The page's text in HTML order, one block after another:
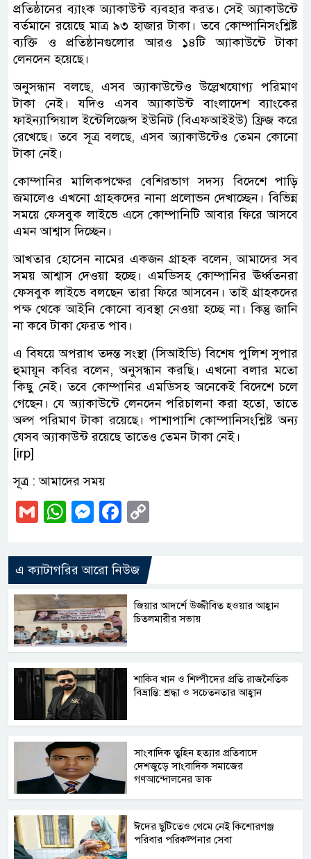
প্রতিষ্ঠানের ব্যাংক অ্যাকাউন্ট ব্যবহার করত। সেই অ্যাকাউন্টে
বর্তমানে রয়েছে মাত্র ৯৩ হাজার টাকা। তবে কোম্পানিসংশ্লিষ্ট
ব্যক্তি ও প্রতিষ্ঠানগুলোর আরও ১৪টি অ্যাকাউন্টে টাকা
লেনদেন হয়েছে।
অনুসন্ধান বলছে, এসব অ্যাকাউন্টেও উল্লেখযোগ্য পরিমাণ
টাকা নেই। যদিও এসব অ্যাকাউন্ট বাংলাদেশ ব্যাংকের
ফাইন্যান্সিয়াল ইন্টেলিজেন্স ইউনিট (বিএফআইইউ) ফ্রিজ করে
রেখেছে। তবে সূত্র বলছে, এসব অ্যাকাউন্টেও তেমন কোনো
টাকা নেই।
কোম্পানির মালিকপক্ষের বেশিরভাগ সদস্য বিদেশে পাড়ি
জমালেও এখনো গ্রাহকদের নানা প্রলোভন দেখাচ্ছেন। বিভিন্ন
সময়ে ফেসবুক লাইভে এসে কোম্পানিটি আবার ফিরে আসবে
এমন আশ্বাস দিচ্ছেন।
আখতার হোসেন নামের একজন গ্রাহক বলেন, আমাদের সব
সময় আশ্বাস দেওয়া হচ্ছে। এমডিসহ কোম্পানির ঊর্ধ্বতনরা
ফেসবুক লাইভে বলছেন তারা ফিরে আসবেন। তাই গ্রাহকদের
পক্ষ থেকে আইনি কোনো ব্যবস্থা নেওয়া হচ্ছে না। কিন্তু জানি
না কবে টাকা ফেরত পাব।
এ বিষয়ে অপরাধ তদন্ত সংস্থা (সিআইডি) বিশেষ পুলিশ সুপার
হুমায়ূন কবির বলেন, অনুসন্ধান করছি। এখনো বলার মতো
কিছু নেই। তবে কোম্পানির এমডিসহ অনেকেই বিদেশে চলে
গেছেন। যে অ্যাকাউন্টে লেনদেন পরিচালনা করা হতো, তাতে
অল্প পরিমাণ টাকা রয়েছে। পাশাপাশি কোম্পানিসংশ্লিষ্ট অন্য
যেসব অ্যাকাউন্ট রয়েছে তাতেও তেমন টাকা নেই।
[irp]
সূত্র : আমাদের সময়
GmailWhatsApp
Messenger
Facebook
এ ক্যাটাগরির আরো নিউজ
জিয়ার আদর্শে উজ্জীবিত হওয়ার আহ্বান
চিতলমারীর সভায়
শাকিব খান ও শিল্পীদের প্রতি রাজনৈতিক
বিভ্রান্তি: শ্রদ্ধা ও সচেতনতার আহ্বান
সাংবাদিক তুহিন হত্যার প্রতিবাদে
দেশজুড়ে সাংবাদিক সমাজের
গণআন্দোলনের ডাক
ঈদের ছুটিতেও থেমে নেই কিশোরগঞ্জ
পরিবার পরিকল্পনার সেবা